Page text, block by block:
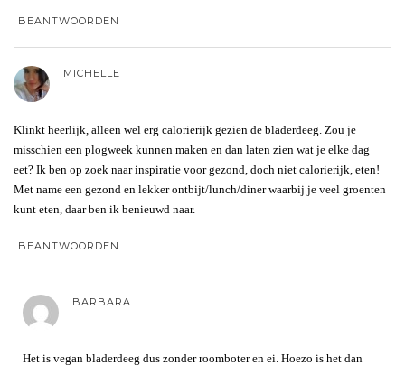
BEANTWOORDEN
MICHELLE
Klinkt heerlijk, alleen wel erg calorierijk gezien de bladerdeeg. Zou je
misschien een plogweek kunnen maken en dan laten zien wat je elke dag
eet? Ik ben op zoek naar inspiratie voor gezond, doch niet calorierijk, eten!
Met name een gezond en lekker ontbijt/lunch/diner waarbij je veel groenten
kunt eten, daar ben ik benieuwd naar.
BEANTWOORDEN
BARBARA
Het is vegan bladerdeeg dus zonder roomboter en ei. Hoezo is het dan